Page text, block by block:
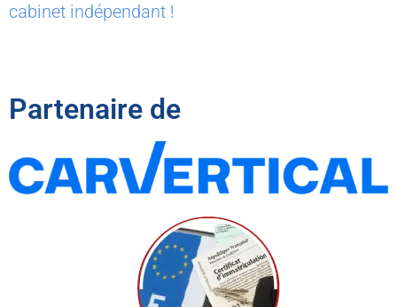
cabinet indépendant !
Partenaire de